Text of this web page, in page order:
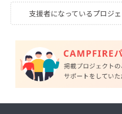
支援者になっているプロジ